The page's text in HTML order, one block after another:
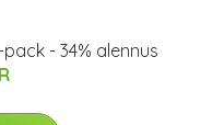
- 34% alennus